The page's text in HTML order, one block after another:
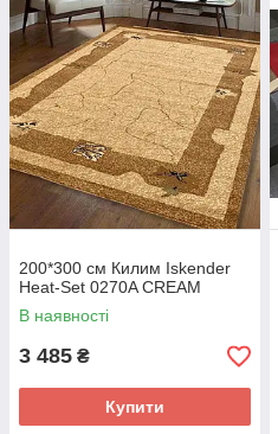
200*300 см Килим Iskender
Heat-Set 0270A CREAM
В наявності
3 485 ₴
Купити